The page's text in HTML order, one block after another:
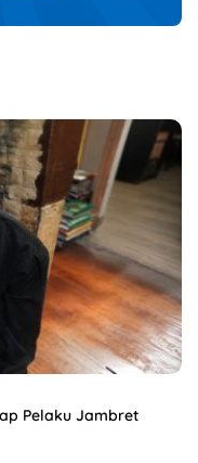
Pelaku Jambret